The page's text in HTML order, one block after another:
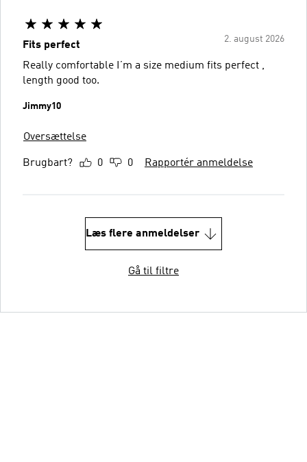
2. august 2026
Fits perfect
Really comfortable I’m a size medium fits perfect ,
length good too.
Jimmy10
Oversættelse
Brugbart? 0 0 Rapportér anmeldelse
Læs flere anmeldelser
Gå til filtre